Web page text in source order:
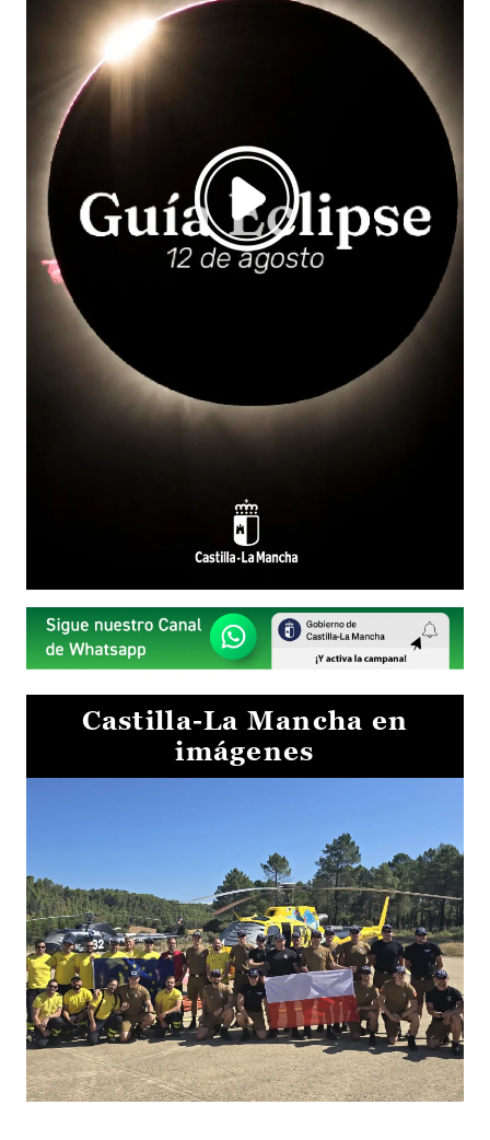
Castilla-La Mancha en
imágenes